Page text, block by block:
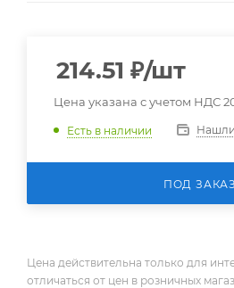
214.51 ₽/шт
Цена указана с учетом НДС
Есть в наличии
ПОД ЗАКАЗ
Цена действительна только для
отличаться от цен в розничных